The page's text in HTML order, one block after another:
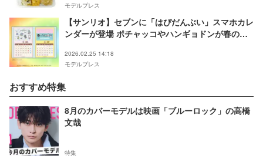
モデルプレス
【サンリオ】セブンに「はぴだんぶい」スマホカレ
ンダーが登場 ポチャッコやハンギョドンが春の日
2026.02.25 14:18
モデルプレス
おすすめ特集
8月のカバーモデルは映画「ブルーロック」の高橋
文哉
特集